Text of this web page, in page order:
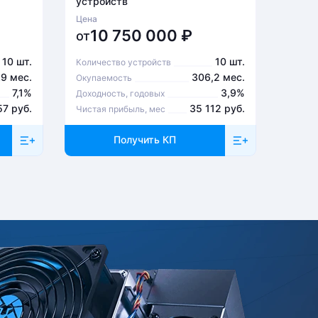
10 шт.
мес.
7,1%
руб.
Цена
от10 750 000 ₽
Количество устройств 10 шт.
Окупаемость 306,2 мес.
Доходность, годовых 3,9%
Чистая прибыль, мес 35 112 руб.
Получить КП